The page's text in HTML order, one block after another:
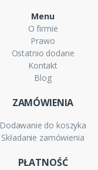
Menu
O firmie
Prawo
Ostatnio dodane
Kontakt
Blog
ZAMÓWIENIA
Dodawanie do koszyka
Składanie zamówienia
PŁATNOŚĆ